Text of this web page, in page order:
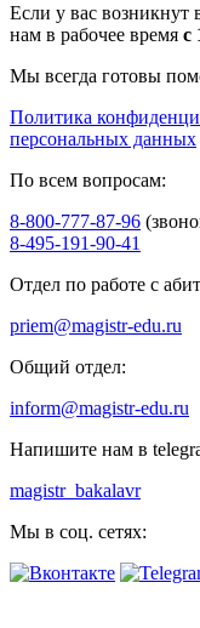
Если у вас возникнут
нам в рабочее время с
Мы всегда готовы
Политика
персональных данных
По всем вопросам:
8-800-777-87-96
8-495-191-90-41
Отдел по работе с
priem@magistr-edu.ru
Общий отдел:
inform@magistr-edu.ru
Напишите нам в
magistr_bakalavr
Мы в соц. сетях: